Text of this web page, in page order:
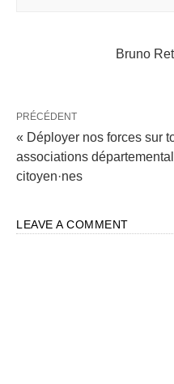
Bruno
PRÉCÉDENT
« Déployer nos forces sur
associations
citoyen·nes
LEAVE A COMMENT